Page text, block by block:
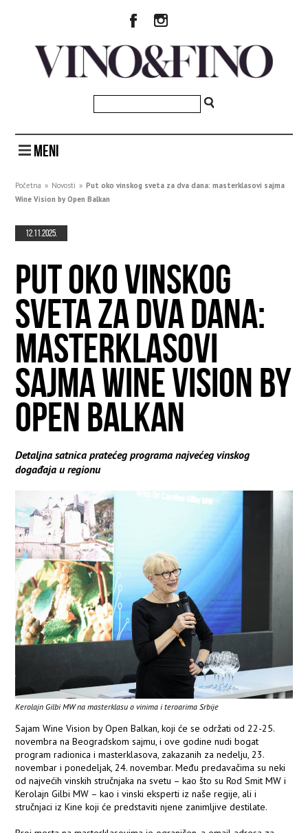
MENI
Početna » Novosti » Put oko vinskog sveta za dva dana: masterklasovi sajma
Wine Vision by Open Balkan
12.11.2025.
PUT OKO VINSKOG
SVETA ZA DVA DANA:
MASTERKLASOVI
SAJMA WINE VISION BY
OPEN BALKAN
Detaljna satnica pratećeg programa najvećeg vinskog
događaja u regionu
Kerolajn Gilbi MW na masterklasu o vinima i teroarima Srbije
Sajam Wine Vision by Open Balkan, koji će se održati od 22-25.
novembra na Beogradskom sajmu, i ove godine nudi bogat
program radionica i masterklasova, zakazanih za nedelju, 23.
novembar i ponedeljak, 24. novembar. Među predavačima su neki
od najvećih vinskih stručnjaka na svetu – kao što su Rod Smit MW i
Kerolajn Gilbi MW – kao i vinski eksperti iz naše regije, ali i
stručnjaci iz Kine koji će predstaviti njene zanimljive destilate.